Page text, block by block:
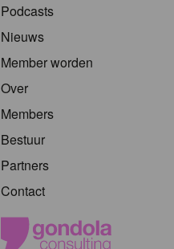
Podcasts
Nieuws
Member worden
Over
Members
Bestuur
Partners
Contact